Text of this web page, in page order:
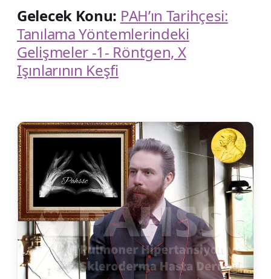
Gelecek Konu: PAH’ın Tarihçesi:
Tanılama Yöntemlerindeki
Gelişmeler -1- Röntgen, X
Işınlarının Keşfi